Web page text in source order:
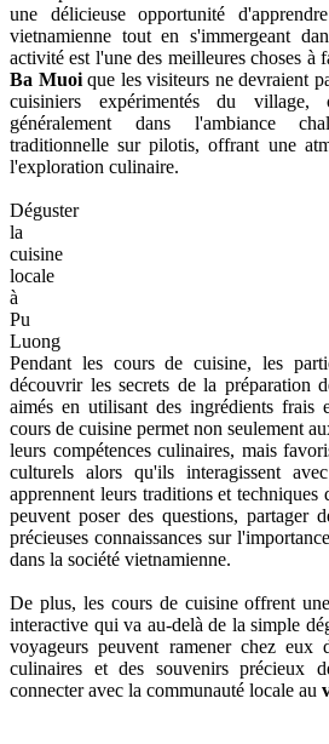
une délicieuse opportunité
vietnamienne tout en s'immergeant
activité est l'une des meilleures choses à
Ba Muoique les visiteurs ne devraient
cuisiniers expérimentés du
généralement dans l'ambiance
traditionnelle sur pilotis, offrant une
l'exploration culinaire.
Déguster
la
cuisine
locale
à
Pu
Luong
Pendant les cours de cuisine, les
découvrir les secrets de la préparation
aimés en utilisant des ingrédients frais
cours de cuisine permet non seulement
leurs compétences culinaires, mais
culturels alors qu'ils interagissent
apprennent leurs traditions et techniques
peuvent poser des questions, partager
précieuses connaissances sur
dans la société vietnamienne.
De plus, les cours de cuisine offrent
interactive qui va au-delà de la simple
voyageurs peuvent ramener chez eux
culinaires et des souvenirs précieux
connecter avec la communauté locale au